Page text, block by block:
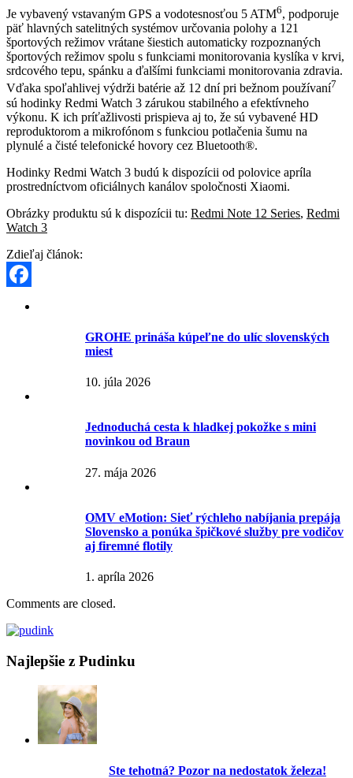
Je vybavený vstavaným GPS a vodotesnosťou 5 ATM6, podporuje
päť hlavných satelitných systémov určovania polohy a 121
športových režimov vrátane šiestich automaticky rozpoznaných
športových režimov spolu s funkciami monitorovania kyslíka v krvi,
srdcového tepu, spánku a ďalšími funkciami monitorovania zdravia.
Vďaka spoľahlivej výdrži batérie až 12 dní pri bežnom používaní7
sú hodinky Redmi Watch 3 zárukou stabilného a efektívneho
výkonu. K ich príťažlivosti prispieva aj to, že sú vybavené HD
reproduktorom a mikrofónom s funkciou potlačenia šumu na
plynulé a čisté telefonické hovory cez Bluetooth®.
Hodinky Redmi Watch 3 budú k dispozícii od polovice apríla
prostredníctvom oficiálnych kanálov spoločnosti Xiaomi.
Obrázky produktu sú k dispozícii tu: Redmi Note 12 Series, Redmi
Watch 3
Zdieľaj článok:
GROHE prináša kúpeľne do ulíc slovenských
miest
10. júla 2026
Jednoduchá cesta k hladkej pokožke s mini
novinkou od Braun
27. mája 2026
OMV eMotion: Sieť rýchleho nabíjania prepája
Slovensko a ponúka špičkové služby pre vodičov
aj firemné flotily
1. apríla 2026
Comments are closed.
Najlepšie z Pudinku
Ste tehotná? Pozor na nedostatok železa!